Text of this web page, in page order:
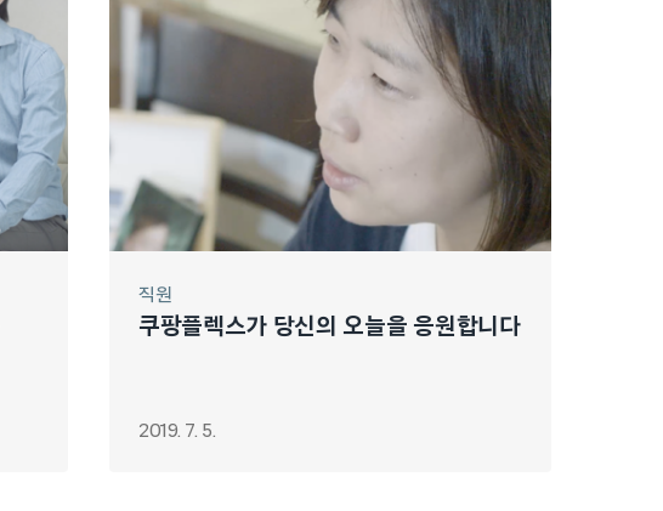
직원
쿠팡플렉스가 당신의 오늘을 응원합니다
2019. 7. 5.